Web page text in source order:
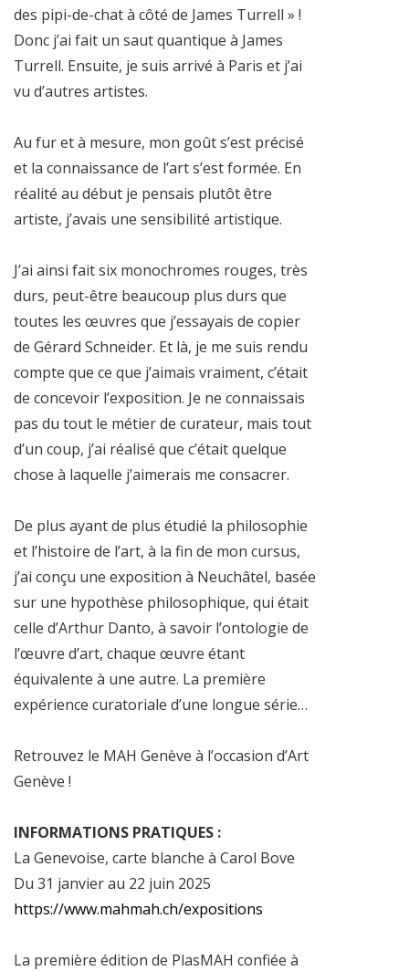
des pipi-de-chat à côté de James Turrell » !
Donc j’ai fait un saut quantique à James
Turrell. Ensuite, je suis arrivé à Paris et j’ai
vu d’autres artistes.
Au fur et à mesure, mon goût s’est précisé
et la connaissance de l’art s’est formée. En
réalité au début je pensais plutôt être
artiste, j’avais une sensibilité artistique.
J’ai ainsi fait six monochromes rouges, très
durs, peut-être beaucoup plus durs que
toutes les œuvres que j’essayais de copier
de Gérard Schneider. Et là, je me suis rendu
compte que ce que j’aimais vraiment, c’était
de concevoir l’exposition. Je ne connaissais
pas du tout le métier de curateur, mais tout
d’un coup, j’ai réalisé que c’était quelque
chose à laquelle j’aimerais me consacrer.
De plus ayant de plus étudié la philosophie
et l’histoire de l’art, à la fin de mon cursus,
j’ai conçu une exposition à Neuchâtel, basée
sur une hypothèse philosophique, qui était
celle d’Arthur Danto, à savoir l’ontologie de
l’œuvre d’art, chaque œuvre étant
équivalente à une autre. La première
expérience curatoriale d’une longue série…
Retrouvez le MAH Genève à l’occasion d’Art
Genève !
INFORMATIONS PRATIQUES :
La Genevoise, carte blanche à Carol Bove
Du 31 janvier au 22 juin 2025
https://www.mahmah.ch/expositions
La première édition de PlasMAH confiée à